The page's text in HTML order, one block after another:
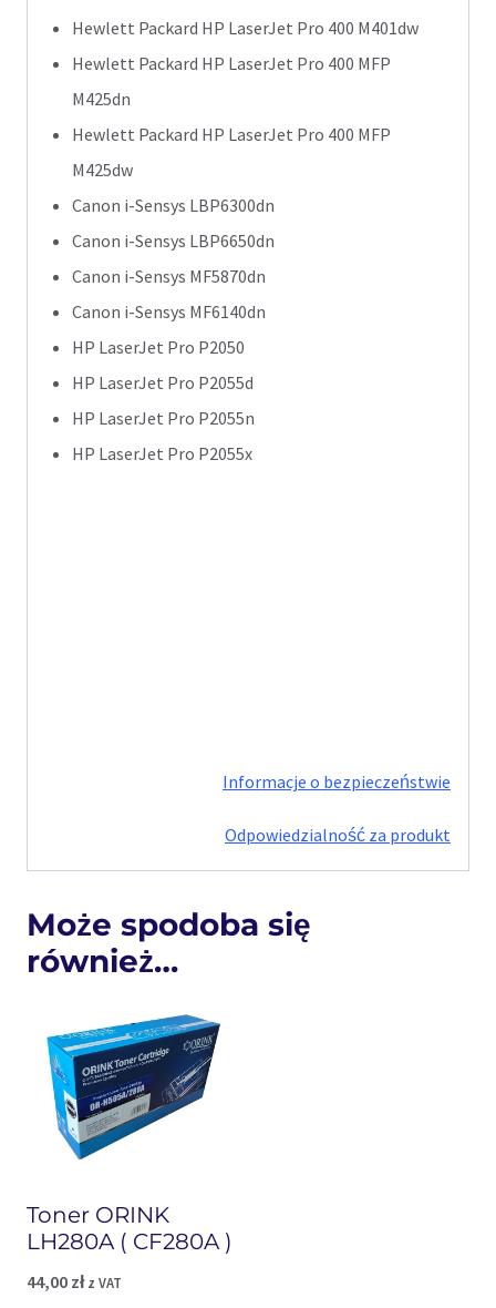
Hewlett Packard HP LaserJet Pro 400 M401dw
Hewlett Packard HP LaserJet Pro 400 MFP
M425dn
Hewlett Packard HP LaserJet Pro 400 MFP
M425dw
Canon i-Sensys LBP6300dn
Canon i-Sensys LBP6650dn
Canon i-Sensys MF5870dn
Canon i-Sensys MF6140dn
HP LaserJet Pro P2050
HP LaserJet Pro P2055d
HP LaserJet Pro P2055n
HP LaserJet Pro P2055x
Informacje o bezpieczeństwie
Odpowiedzialność za produkt
Może spodoba się
również…
Toner ORINK
LH280A ( CF280A )
44,00 zł z VAT